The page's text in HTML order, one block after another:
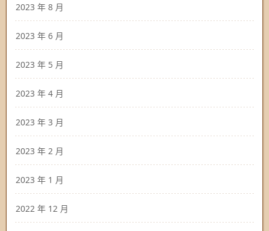
2023 年 8 月
2023 年 6 月
2023 年 5 月
2023 年 4 月
2023 年 3 月
2023 年 2 月
2023 年 1 月
2022 年 12 月